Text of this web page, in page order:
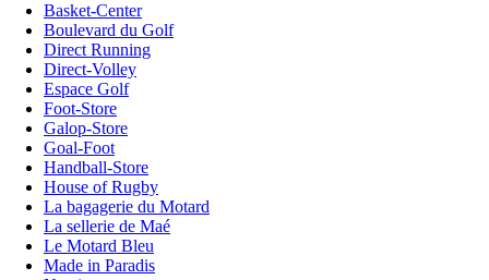
Basket-Center
Boulevard du Golf
Direct Running
Direct-Volley
Espace Golf
Foot-Store
Galop-Store
Goal-Foot
Handball-Store
House of Rugby
La bagagerie du Motard
La sellerie de Maé
Le Motard Bleu
Made in Paradis